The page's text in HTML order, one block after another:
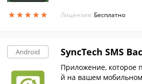
★★★★★
★★★★★ Лицензия: Бесплатно
Android SyncTech SMS
Приложение, которое
й на вашем мобильном